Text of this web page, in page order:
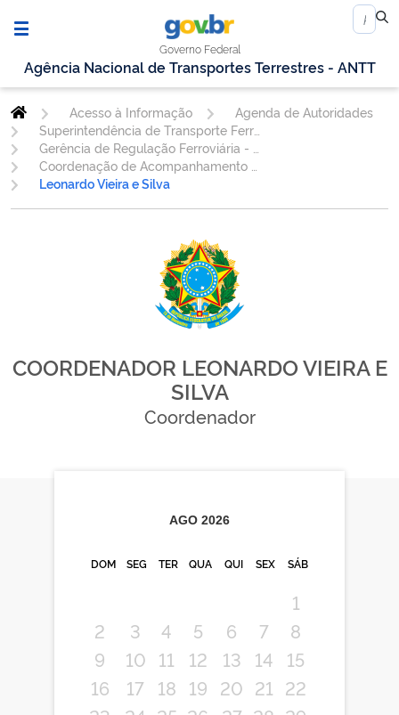
Governo Federal
Agência Nacional de Transportes Terrestres - ANTT
Acesso à Informação
Agenda de Autoridades
Superintendência de Transporte Ferroviário
Leonardo Vieira e Silva
COORDENADOR LEONARDO VIEIRA E
SILVA
Coordenador
AGO 2026
DOM SEG TER QUA QUI SEX SÁB
1
2
3 4 5 6 7
8
9
10 11 12 13 14
15
16
17 18 19 20 21
22